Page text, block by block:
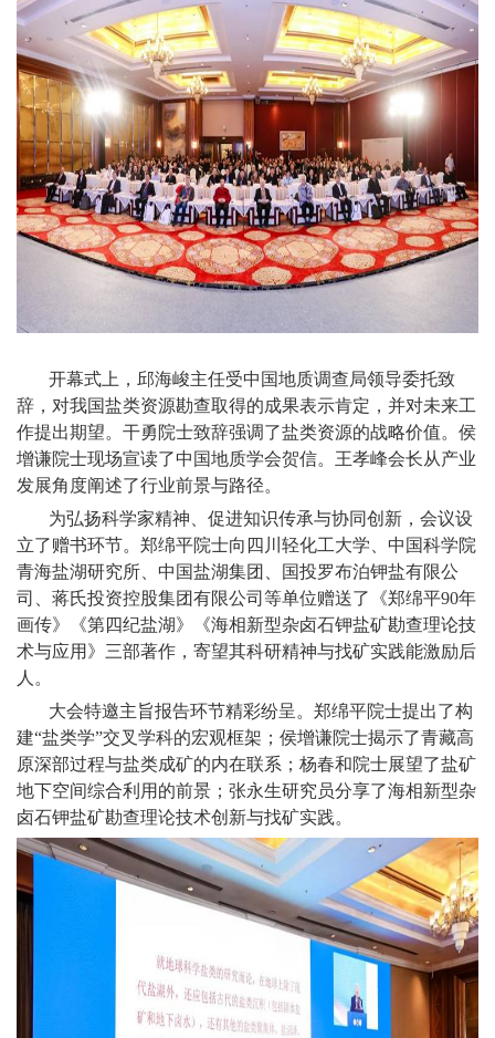
产
品
展
示
招
商
台
人
力
源
联
系
们
企
业
VR
开幕式上，邱海峻主任受中国地质调查局领导委托致
辞，对我国盐类资源勘查取得的成果表示肯定，并对未来工
作提出期望。干勇院士致辞强调了盐类资源的战略价值。侯
增谦院士现场宣读了中国地质学会贺信。王孝峰会长从产业
发展角度阐述了行业前景与路径。
为弘扬科学家精神、促进知识传承与协同创新，会议设
立了赠书环节。郑绵平院士向四川轻化工大学、中国科学院
青海盐湖研究所、中国盐湖集团、国投罗布泊钾盐有限公
司、蒋氏投资控股集团有限公司等单位赠送了《郑绵平90年
画传》《第四纪盐湖》《海相新型杂卤石钾盐矿勘查理论技
术与应用》三部著作，寄望其科研精神与找矿实践能激励后
人。
大会特邀主旨报告环节精彩纷呈。郑绵平院士提出了构
建“盐类学”交叉学科的宏观框架；侯增谦院士揭示了青藏高
原深部过程与盐类成矿的内在联系；杨春和院士展望了盐矿
地下空间综合利用的前景；张永生研究员分享了海相新型杂
卤石钾盐矿勘查理论技术创新与找矿实践。